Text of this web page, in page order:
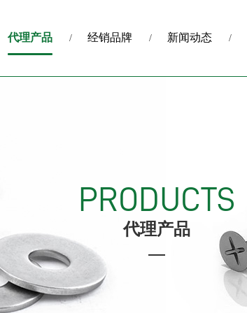
代理产品 经销品牌 新闻动态
PRODUCTS
代理产品